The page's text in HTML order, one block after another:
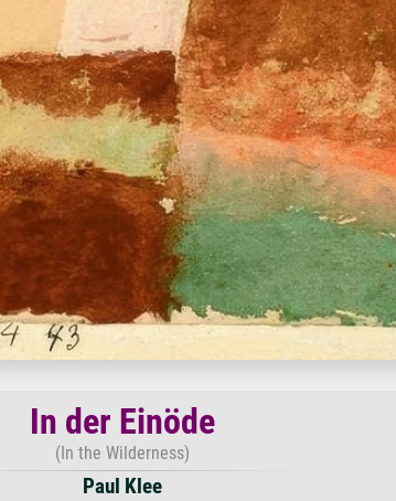
In der Einöde
(In the Wilderness)
Paul Klee